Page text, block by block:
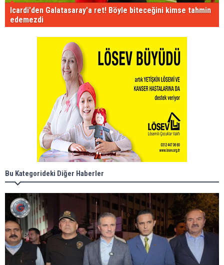
Icardi'den Galatasaray'a ret! Böyle biteceğini kimse tahmin
edemezdi
Bu Kategorideki Diğer Haberler